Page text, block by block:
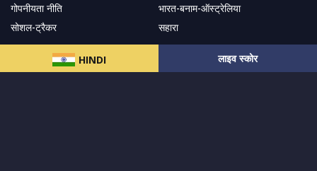
HINDI लाइव स्कोर
गोपनीयता नीति
भारत-बनाम-ऑस्ट्रेलिया
सोशल-ट्रैकर
सहारा
हमारे समाचार पत्र के सदस्य बनें